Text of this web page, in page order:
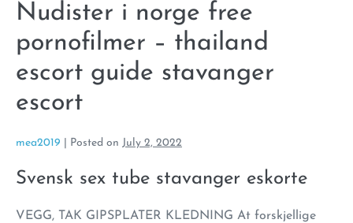
Nudister i norge free
pornofilmer – thailand
escort guide stavanger
escort
mea2019 Posted on July 2, 2022
Svensk sex tube stavanger eskorte
VEGG, TAK GIPSPLATER KLEDNING At forskjellige